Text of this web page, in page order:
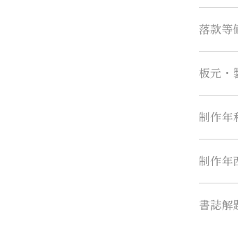
落款等
板元・
制作年
制作年
書誌解